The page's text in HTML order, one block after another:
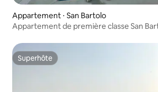
Appartement ⋅ San Bartolo
Appartement de première classe San
Superhôte
Superhôte